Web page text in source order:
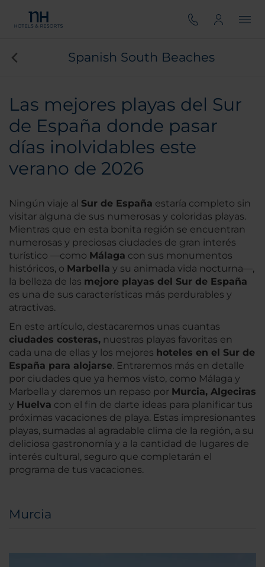
Spanish South Beaches
Las mejores playas del Sur
de España donde pasar
días inolvidables este
verano de 2026
Ningún viaje al Sur de España estaría completo sin
visitar alguna de sus numerosas y coloridas playas.
Mientras que en esta bonita región se encuentran
numerosas y preciosas ciudades de gran interés
turístico —como Málaga con sus monumentos
históricos, o Marbella y su animada vida nocturna—,
la belleza de las mejore playas del Sur de España
es una de sus características más perdurables y
atractivas.
En este artículo, destacaremos unas cuantas
ciudades costeras, nuestras playas favoritas en
cada una de ellas y los mejores hoteles en el Sur de
España para alojarse. Entraremos más en detalle
por ciudades que ya hemos visto, como Málaga y
Marbella y daremos un repaso por Murcia, Algeciras
y Huelva con el fin de darte ideas para planificar tus
próximas vacaciones de playa. Estas impresionantes
playas, sumadas al agradable clima de la región, a su
deliciosa gastronomía y a la cantidad de lugares de
interés cultural, seguro que completarán el
programa de tus vacaciones.
Murcia